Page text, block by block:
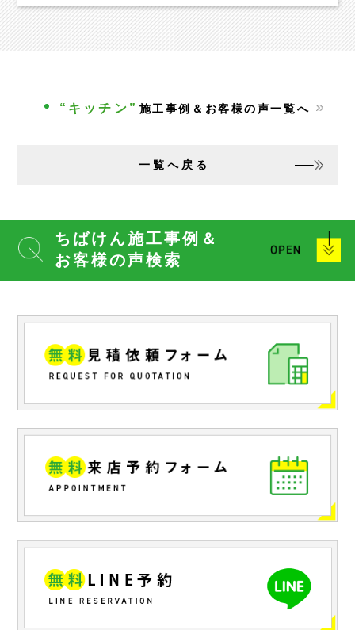
“キッチン” 施工事例＆お客様の声一覧へ
一覧へ戻る
ちばけん施工事例＆
お客様の声検索